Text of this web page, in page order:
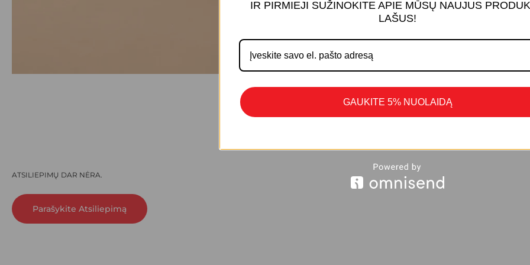
ATSILIEPIMŲ DAR NĖRA.
Parašykite Atsiliepimą
IR PIRMIEJI SUŽINOKITE APIE MŪSŲ NAUJUS
LAŠUS!
GAUKITE 5% NUOLAIDĄ